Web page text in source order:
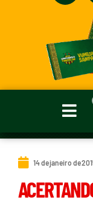
14 de janeiro de